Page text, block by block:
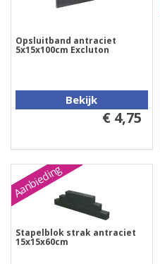
Opsluitband antraciet
5x15x100cm Excluton
Bekijk
€ 4,75
Aanbieding
Stapelblok strak antraciet
15x15x60cm